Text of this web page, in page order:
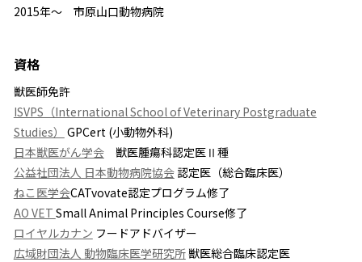
2015年〜 市原山口動物病院
資格
獣医師免許
ISVPS（International School of Veterinary Postgraduate
Studies）
GPCert (小動物外科)
日本獣医がん学会獣医腫瘍科認定医Ⅱ種
公益社団法人 日本動物病院協会認定医（総合臨床医）
ねこ医学会CATvovate認定プログラム修了
AO VET Small Animal Principles Course修了
ロイヤルカナン フードアドバイザー
広域財団法人 動物臨床医学研究所獣医総合臨床認定医